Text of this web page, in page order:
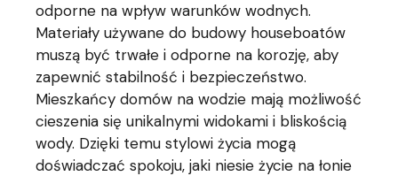
odporne na wpływ warunków wodnych.
Materiały używane do budowy houseboatów
muszą być trwałe i odporne na korozję, aby
zapewnić stabilność i bezpieczeństwo.
Mieszkańcy domów na wodzie mają możliwość
cieszenia się unikalnymi widokami i bliskością
wody. Dzięki temu stylowi życia mogą
doświadczać spokoju, jaki niesie życie na łonie